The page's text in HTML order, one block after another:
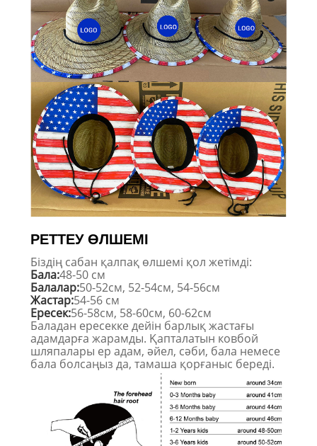
РЕТТЕУ ӨЛШЕМІ
Біздің сабан қалпақ өлшемі қол жетімді:
Бала:48-50 см
Балалар:50-52см, 52-54см, 54-56см
Жастар:54-56 см
Ересек:56-58см, 58-60см, 60-62см
Баладан ересекке дейін барлық жастағы
адамдарға жарамды. Қапталатын ковбой
шляпалары ер адам, әйел, сәби, бала немесе
бала болсаңыз да, тамаша қорғаныс береді.